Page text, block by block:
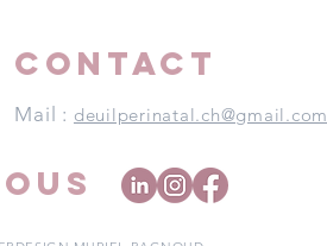
CONTACT
Mail : deuilperinatal.ch@gmail.com